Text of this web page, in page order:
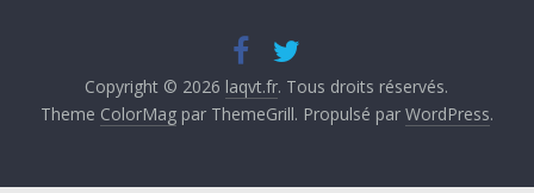
Copyright © 2026 laqvt.fr. Tous droits réservés.
Theme ColorMagpar ThemeGrill. Propulsé par WordPress.